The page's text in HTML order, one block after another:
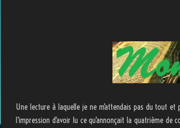
Une lecture à laquelle je ne m’attendais pas du tout et
l’impression d’avoir lu ce qu’annonçait la quatrième